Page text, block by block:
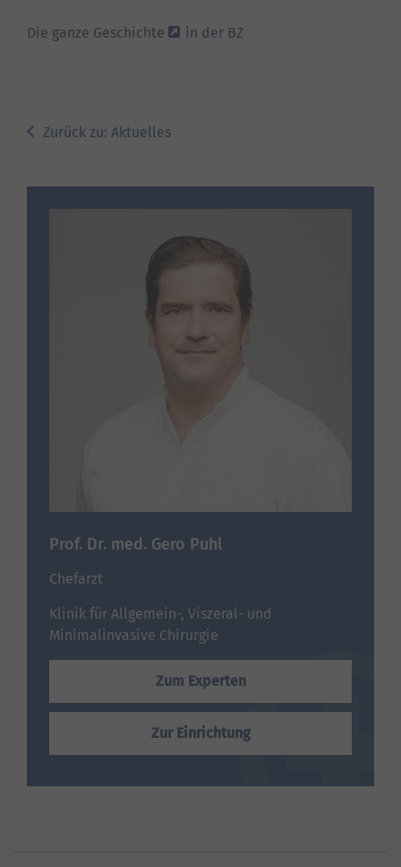
Die ganze Geschichte in der BZ
Zurück zu: Aktuelles
Prof. Dr. med. Gero Puhl
Chefarzt
Klinik für Allgemein-, Viszeral- und
Minimalinvasive Chirurgie
Zum Experten
Zur Einrichtung